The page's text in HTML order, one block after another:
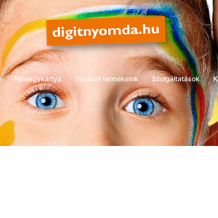
Névjegykártya További termékeink Szolgáltatások